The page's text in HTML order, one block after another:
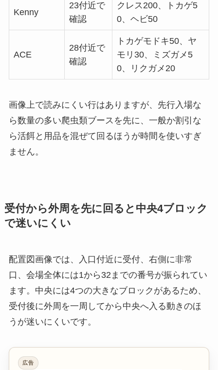
Kenny
23付近で
確認
クレス200、トカゲ5
0、ヘビ50
ACE
28付近で
確認
トカゲモドキ50、ヤ
モリ30、ミズガメ5
0、リクガメ20
画像上で読みにくい行はありますが、先行入場な
ら数量の多い爬虫類ブースを先に、一般か割引な
ら活餌と用品を混ぜて回るほうが時間を使いすぎ
ません。
受付から外周を先に回ると中央4ブロック
で迷いにくい
配置図画像では、入口付近に受付、右側に非常
口、会場全体には1から32までの番号が振られてい
ます。中央には4つの大きなブロックがあるため、
受付後に外周を一周してから中央へ入る動きのほ
うが迷いにくいです。
広告